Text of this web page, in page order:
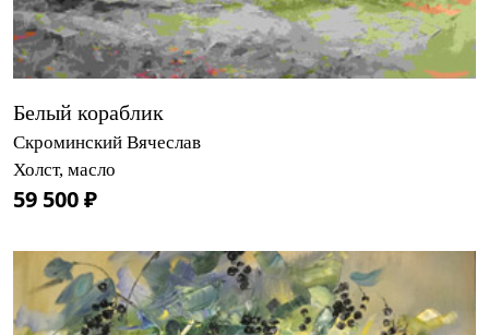
Белый кораблик
Скроминский Вячеслав
Холст, масло
59 500 ₽